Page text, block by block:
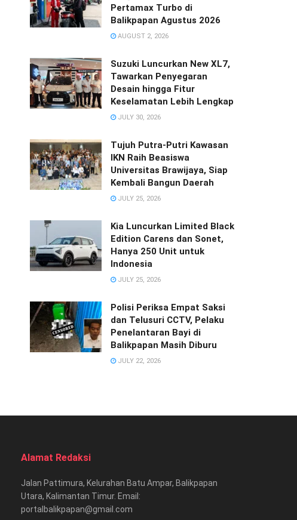
Pertamax Turbo di
Balikpapan Agustus 2026
AUGUST 2, 2026
Suzuki Luncurkan New XL7,
Tawarkan Penyegaran
Desain hingga Fitur
Keselamatan Lebih Lengkap
JULY 30, 2026
Tujuh Putra-Putri Kawasan
IKN Raih Beasiswa
Universitas Brawijaya, Siap
Kembali Bangun Daerah
JULY 25, 2026
Kia Luncurkan Limited Black
Edition Carens dan Sonet,
Hanya 250 Unit untuk
Indonesia
JULY 25, 2026
Polisi Periksa Empat Saksi
dan Telusuri CCTV, Pelaku
Penelantaran Bayi di
Balikpapan Masih Diburu
JULY 22, 2026
Alamat Redaksi
Jalan Pattimura, Kelurahan Batu Ampar, Balikpapan
Utara, Kalimantan Timur. Email:
portalbalikpapan@gmail.com